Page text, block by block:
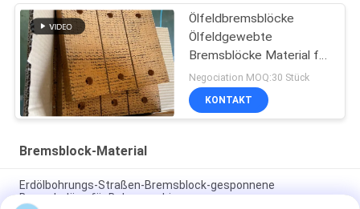
Ölfeldbremsblöcke
Ölfeldgewebte
Bremsblöcke Material für
Pile Driver Bohrgerät
Negociation MOQ:30 Stück
KONTAKT
Bremsblock-Material
Erdölbohrungs-Straßen-Bremsblock-gesponnene
Bremsbeläge für Bohrmaschinen